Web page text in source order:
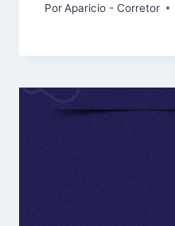
PorAparicio - Corretor